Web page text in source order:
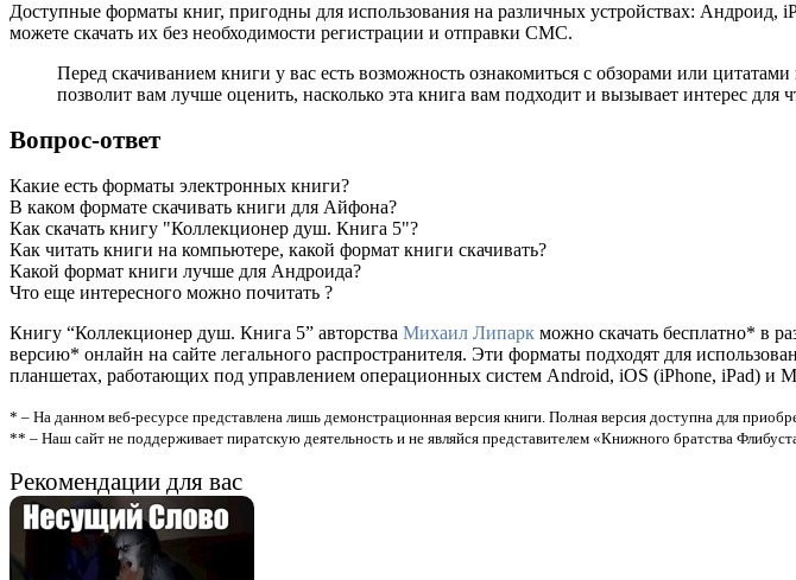
Доступные форматы книг, пригодны для использования на различных устройствах:
можете скачать их без необходимости регистрации и отправки СМС.
Перед скачиванием книги у вас есть возможность ознакомиться с обзорами или
позволит вам лучше оценить, насколько эта книга вам подходит и вызывает интерес для
Вопрос-ответ
Какие есть форматы электронных книги?
В каком формате скачивать книги для Айфона?
Как скачать книгу "Коллекционер душ. Книга 5"?
Как читать книги на компьютере, какой формат книги скачивать?
Какой формат книги лучше для Андроида?
Что еще интересного можно почитать ?
Книгу “Коллекционер душ. Книга 5” авторства Михаил Липарк можно скачать бесплатно* в
версию* онлайн на сайте легального распространителя. Эти форматы подходят для
планшетах, работающих под управлением операционных систем Android, iOS (iPhone, iPad) и
* – На данном веб-ресурсе представлена лишь демонстрационная версия книги. Полная версия доступна для
** – Наш сайт не поддерживает пиратскую деятельность и не являйся представителем «Книжного братства
Рекомендации для вас